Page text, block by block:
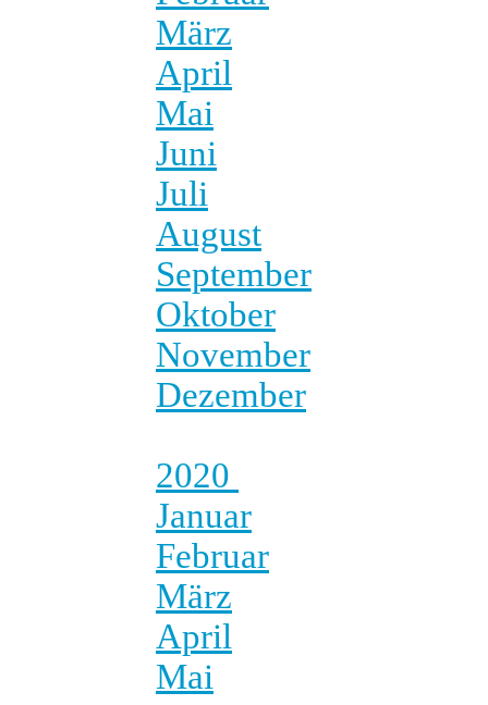
März
April
Mai
Juni
Juli
August
September
Oktober
November
Dezember
2020
Januar
Februar
März
April
Mai